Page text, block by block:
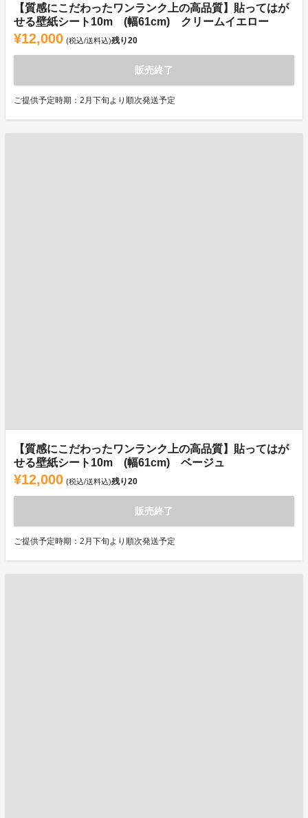
【質感にこだわったワンランク上の高品質】貼ってはが
せる壁紙シート10m (幅61cm) クリームイエロー
¥12,000 (税込/送料込)残り20
販売終了
ご提供予定時期：2月下旬より順次発送予定
【質感にこだわったワンランク上の高品質】貼ってはが
せる壁紙シート10m (幅61cm) ベージュ
¥12,000 (税込/送料込)残り20
販売終了
ご提供予定時期：2月下旬より順次発送予定